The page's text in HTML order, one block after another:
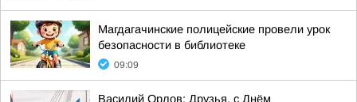
Магдагачинские полицейские провели урок
безопасности в библиотеке
09:09
Василий Орлов: Друзья, с Днём